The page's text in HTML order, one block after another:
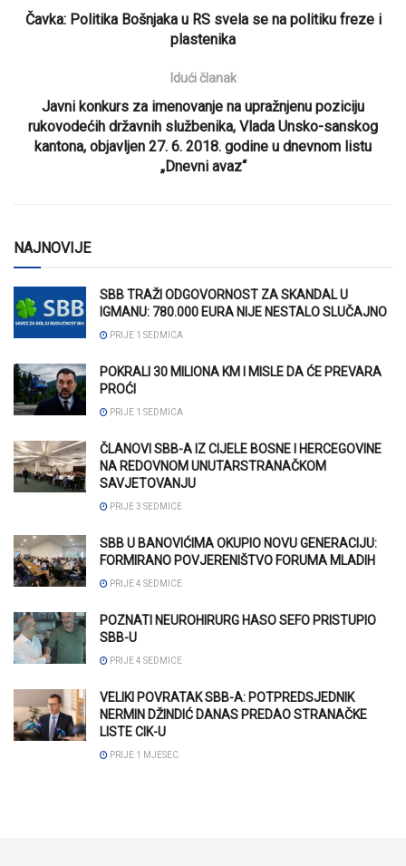
Čavka: Politika Bošnjaka u RS svela se na politiku freze i
plastenika
Idući članak
Javni konkurs za imenovanje na upražnjenu poziciju
rukovodećih državnih službenika, Vlada Unsko-sanskog
kantona, objavljen 27. 6. 2018. godine u dnevnom listu
„Dnevni avaz“
NAJNOVIJE
SBB TRAŽI ODGOVORNOST ZA SKANDAL U
IGMANU: 780.000 EURA NIJE NESTALO SLUČAJNO
PRIJE 1 SEDMICA
POKRALI 30 MILIONA KM I MISLE DA ĆE PREVARA
PROĆI
PRIJE 1 SEDMICA
ČLANOVI SBB-A IZ CIJELE BOSNE I HERCEGOVINE
NA REDOVNOM UNUTARSTRANAČKOM
SAVJETOVANJU
PRIJE 3 SEDMICE
SBB U BANOVIĆIMA OKUPIO NOVU GENERACIJU:
FORMIRANO POVJERENIŠTVO FORUMA MLADIH
PRIJE 4 SEDMICE
POZNATI NEUROHIRURG HASO SEFO PRISTUPIO
SBB-U
PRIJE 4 SEDMICE
VELIKI POVRATAK SBB-A: POTPREDSJEDNIK
NERMIN DŽINDIĆ DANAS PREDAO STRANAČKE
LISTE CIK-U
PRIJE 1 MJESEC